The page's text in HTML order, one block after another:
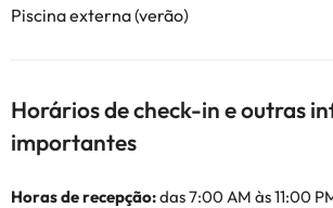
Piscina externa (verão)
Horários de check-in e outras
importantes
Horas de recepção:das 7:00 AM às 11:00